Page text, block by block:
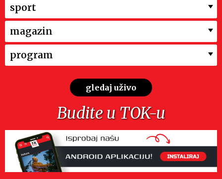
sport
magazin
program
gledaj uživo
Budite u TOK-u